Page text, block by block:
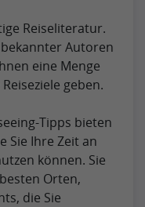
Reiseliteratur.
Autoren
eine Menge
geben.
Tipps bieten
Sie Ihre Zeit an
können. Sie
Orten,
die Sie